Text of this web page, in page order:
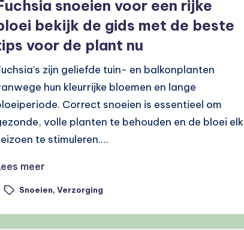
snoeien voor een rijke
bekijk de gids met de beste
voor de plant nu
zijn geliefde tuin- en balkonplanten
hun kleurrijke bloemen en lange
Correct snoeien is essentieel om
volle planten te behouden en de bloei elk
te stimuleren.…
meer
Snoeien Verzorging